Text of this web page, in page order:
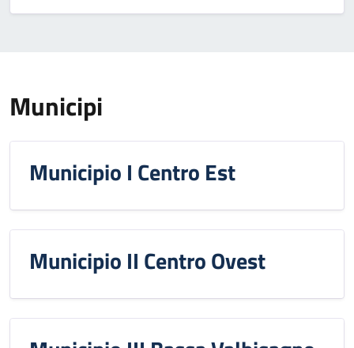
Municipi
Municipio I Centro Est
Municipio II Centro Ovest